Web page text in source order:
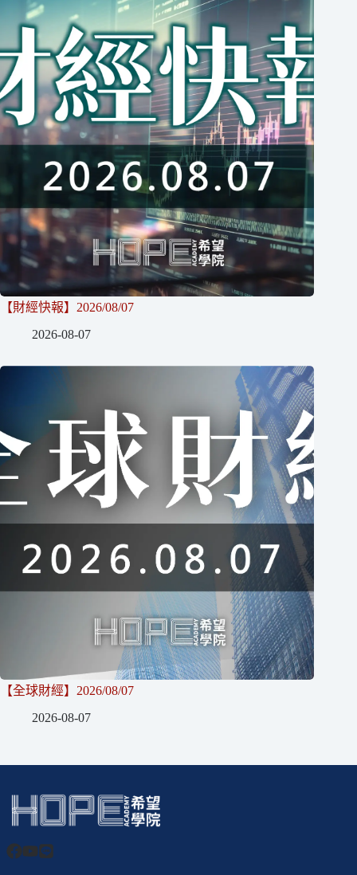
【財經快報】2026/08/07
2026-08-07
【全球財經】2026/08/07
2026-08-07